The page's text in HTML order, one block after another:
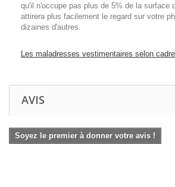
qu'il n'occupe pas plus de 5% de la surface
attirera plus facilement le regard sur votre
dizaines d'autres.
Les maladresses vestimentaires selon
AVIS
Soyez le premier à donner votre avis !